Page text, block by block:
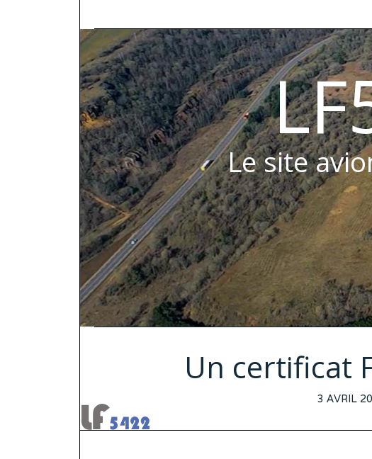
Le site
Un certificat
POSTED
3 AVRIL